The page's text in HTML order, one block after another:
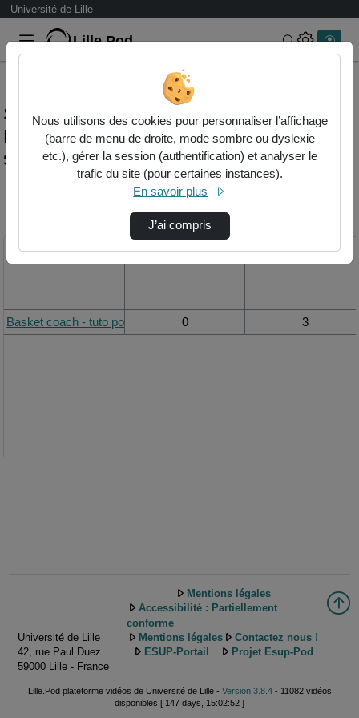
Université de Lille
Lille.Pod Rechercher
Statistiques de visualisation de la vidéo
Basket coach - tuto pour présenter des
schémas
Titre Vue de la journée Vue du mois
Basket coach - tuto pour présenter des schémas
0 3
Université de Lille
42, rue Paul Duez
59000 Lille - France
Mentions légales
Accessibilité : Partiellement
conforme
Mentions légales
Contactez nous !
ESUP-Portail
Projet Esup-Pod
Lille.Pod plateforme vidéos de Université de Lille - Version 3.8.4- 11082 vidéos
disponibles [ 147 days, 15:02:52 ]
Nous utilisons des cookies pour personnaliser l’affichage
(barre de menu de droite, mode sombre ou dyslexie
etc.), gérer la session (authentification) et analyser le
trafic du site (pour certaines instances).
En savoir plus
J’ai compris